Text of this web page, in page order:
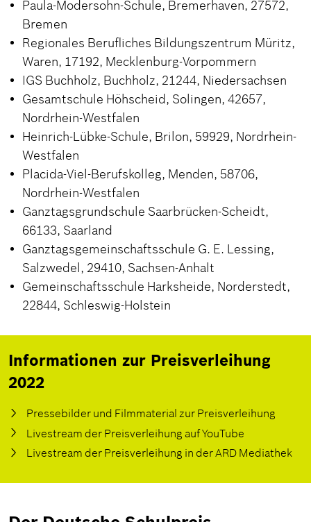
Paula-Modersohn-Schule, Bremerhaven, 27572,
Bremen
Regionales Berufliches Bildungszentrum Müritz,
Waren, 17192, Mecklenburg-Vorpommern
IGS Buchholz, Buchholz, 21244, Niedersachsen
Gesamtschule Höhscheid, Solingen, 42657,
Nordrhein-Westfalen
Heinrich-Lübke-Schule, Brilon, 59929, Nordrhein-
Westfalen
Placida-Viel-Berufskolleg, Menden, 58706,
Nordrhein-Westfalen
Ganztagsgrundschule Saarbrücken-Scheidt,
66133, Saarland
Ganztagsgemeinschaftsschule G. E. Lessing,
Salzwedel, 29410, Sachsen-Anhalt
Gemeinschaftsschule Harksheide, Norderstedt,
22844, Schleswig-Holstein
Informationen zur Preisverleihung
2022
Pressebilder und Filmmaterial zur Preisverleihung
Livestream der Preisverleihung auf YouTube
Livestream der Preisverleihung in der ARD Mediathek